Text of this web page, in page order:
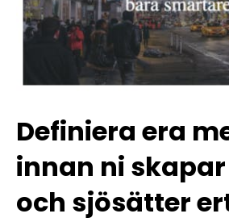
Definiera era
innan ni skapar
och sjösätter